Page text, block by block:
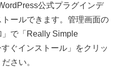
公式プラグインデ
ールできます。管理画面の
で「Really Simple
ぐインストール」をクリッ
さい。